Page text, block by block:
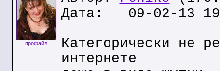
профайл
Дата: 09-02-13
Категорически не
интернете